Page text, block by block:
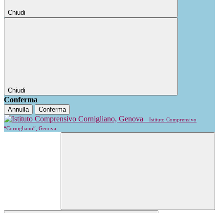
Chiudi
Chiudi
Conferma
Annulla Conferma
Istituto Comprensivo
“Cornigliano”, Genova